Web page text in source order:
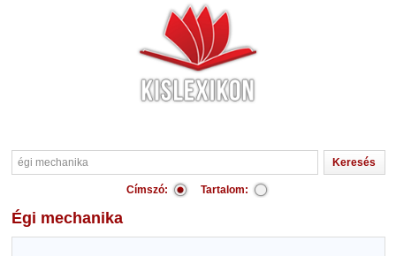
Címszó: Tartalom:
égi mechanika